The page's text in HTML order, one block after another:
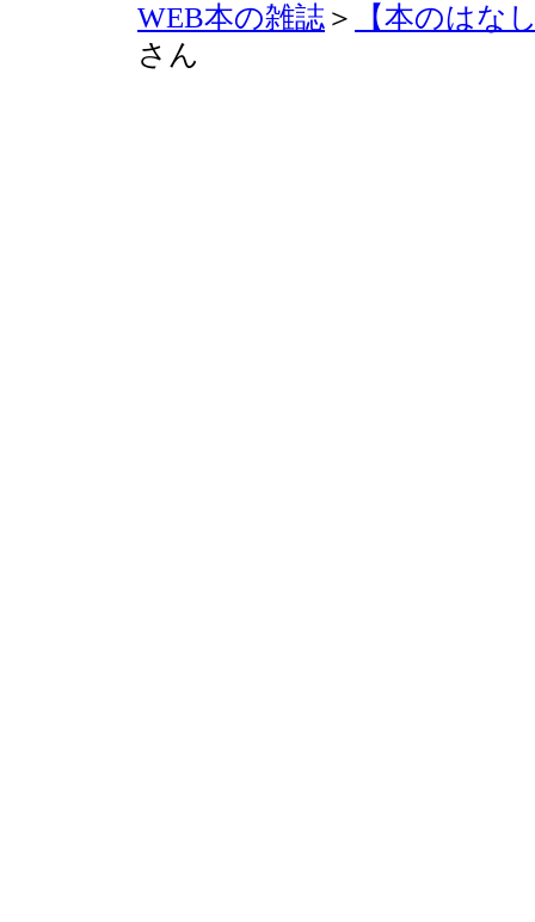
WEB本の雑誌 ＞
【本のはな
さん